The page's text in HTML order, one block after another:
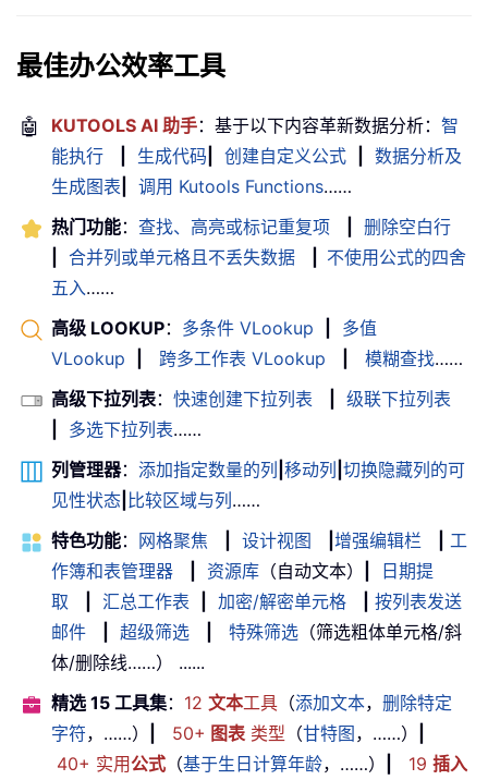
最佳办公效率工具
🤖 KUTOOLS AI 助手：基于以下内容革新数据分析： 智
能执行
生成代码 创建自定义公式
数据分析及
生成图表
调用 Kutools Functions……
热门功能： 查找、高亮或标记重复项
删除空白行
合并列或单元格且不丢失数据
不使用公式的四舍
五入……
高级 LOOKUP： 多条件 VLookup
多值
VLookup
跨多工作表 VLookup 模糊查找……
高级下拉列表： 快速创建下拉列表
级联下拉列表
多选下拉列表……
列管理器： 添加指定数量的列 移动列 切换隐藏列的可
见性状态 比较区域与列 ……
特色功能： 网格聚焦 设计视图 增强编辑栏
工
作簿和表管理器
资源库 （自动文本）
日期提
取
汇总工作表 加密/解密单元格
按列表发送
邮件
超级筛选 特殊筛选 （筛选粗体单元格/斜
体/删除线……） ......
精选 15 工具集： 12 文本工具 （添加文本， 删除特定
字符，……） 50+ 图表类型 （甘特图 ，……）
40+ 实用公式 （基于生日计算年龄，……） 19 插入